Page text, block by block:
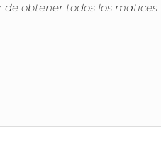
obtener todos los matices